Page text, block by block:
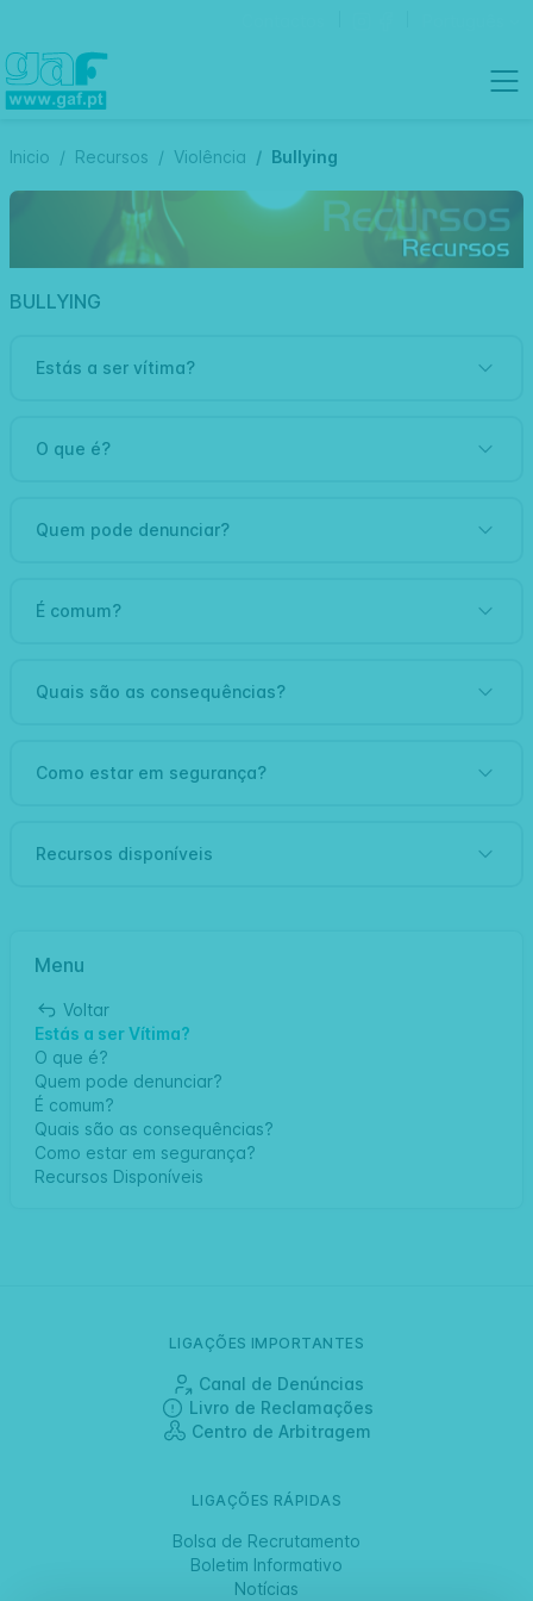
Inicio Recursos Violência Bullying
BULLYING
Estás a ser vítima?
O que é?
Quem pode denunciar?
É comum?
Quais são as consequências?
Como estar em segurança?
Recursos disponíveis
Menu
Voltar
Estás a ser Vítima?
O que é?
Quem pode denunciar?
É comum?
Quais são as consequências?
Como estar em segurança?
Recursos Disponíveis
LIGAÇÕES IMPORTANTES
Canal de Denúncias
Livro de Reclamações
Centro de Arbitragem
LIGAÇÕES RÁPIDAS
Bolsa de Recrutamento
Boletim Informativo
Notícias